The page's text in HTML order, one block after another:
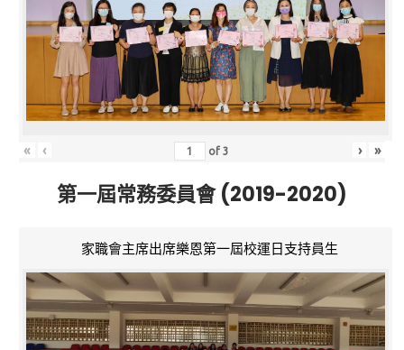
« ‹ of3 › »
第一屆常務委員會 (2019-2020)
家職會主席出席樂恩第一屆校運日支持員生